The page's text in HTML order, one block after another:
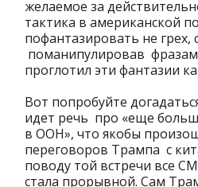
желаемое за
тактика в американской
пофантазировать не грех,
поманипулировав
проглотил эти фантазии
Вот попробуйте
идет речь про «еще
в ООН», что якобы
переговоров Трампа с
поводу той встречи все
стала прорывной. Сам